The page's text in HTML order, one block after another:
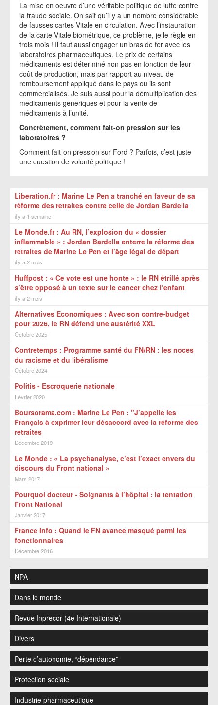
La mise en oeuvre d’une véritable politique de lutte contre
la fraude sociale. On sait qu’il y a un nombre considérable
de fausses cartes Vitale en circulation. Avec l’instauration
de la carte Vitale biométrique, ce problème, je le règle en
trois mois ! Il faut aussi engager un bras de fer avec les
laboratoires pharmaceutiques. Le prix de certains
médicaments est déterminé non pas en fonction de leur
coût de production, mais par rapport au niveau de
remboursement appliqué dans le pays où ils sont
commercialisés. Je suis aussi pour la démultiplication des
médicaments génériques et pour la vente de
médicaments à l’unité.
Concrètement, comment fait-on pression sur les
laboratoires ?
Comment fait-on pression sur Ford ? Parfois, c’est juste
une question de volonté politique !
Liberation.fr : Marine Le Pen a tranché en faveur de sa
réforme des retraites contre celle de Jordan Bardella
il y a 1 semaine
Le Monde.fr : Au RN, l’explosion du « dossier
inflammable » : Jordan Bardella enterre la réforme des
retraites de Marine Le Pen et l’âge légal de départ
il y a 2 mois
Huffpost : « Ce vote est une honte » : le RN étrillé après
s’être opposé à un texte sur le cancer chez l’enfant
il y a 2 mois
Alternatives Economiques : Avec son contre-budget
pour 2026, le RN défend une austérité XXL
Octobre 2025
Contretemps : Programme santé du FN/RN : les noces
du racisme et du libéralisme
Octobre 2024
Politis - Escroquerie nationale
Février 2020
Boursorama.com : Marine Le Pen : "J’appelle les
Français à exprimer leur désaccord avec la réforme des
retraites
Décembre 2019
Le Monde : « La psychanalyse, c’est l’exact envers du
discours du Front national »
Mars 2017
Pourquoi docteur - Soignants à l’hôpital : la tentation
Front National
Janvier 2017
France Info : Quand le FN avance masqué parmi les
fonctionnaires
Décembre 2016
NPA
Dans le monde
Revue Inprecor (4e Internationale)
Divers
Perte d’autonomie, “dépendance”
Protection sociale
Industrie pharmaceutique